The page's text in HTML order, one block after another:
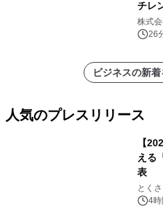
チレ
分析
株式
26
ビジネスの新
人気のプレスリリース
【
える
表
とく
4時